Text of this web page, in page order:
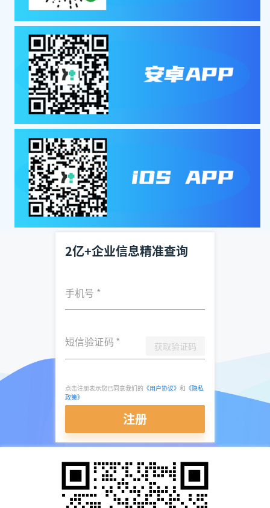
2亿+企业信息精准查询
手机号 *
短信验证码 * 获取验证码
点击注册表示您已同意我们的 《用户协议》 和 《隐私
政策》
注册